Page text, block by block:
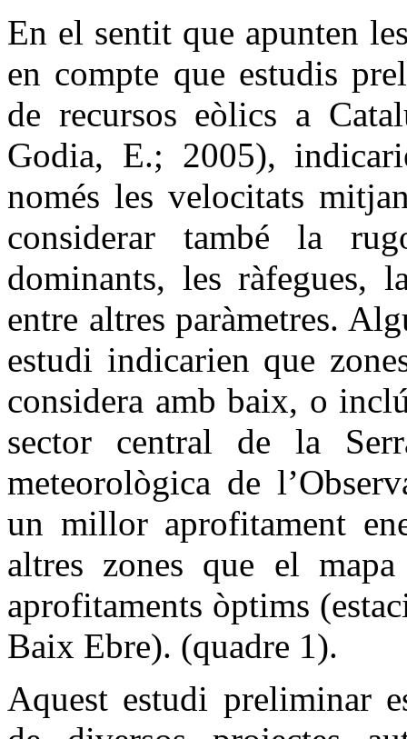
En el sentit que apunten
en compte que estudis
de recursos eòlics a
Godia, E.; 2005),
només les velocitats
considerar també la
dominants, les ràfegues,
entre altres paràmetres.
estudi indicarien que
considera amb baix, o
sector central de la
meteorològica de
un millor aprofitament
altres zones que el
aprofitaments òptims
Baix Ebre). (quadre 1).
Aquest estudi preliminar